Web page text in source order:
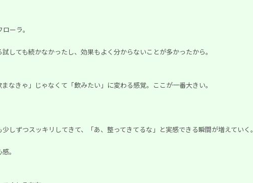
ーラ。
しても続かなかったし、効果もよく分からないことが多かったから。
なきゃ」じゃなくて「飲みたい」に変わる感覚。ここが一番大きい。
しずつスッキリしてきて、「あ、整ってきてるな」と実感できる瞬間が増えていく。
。